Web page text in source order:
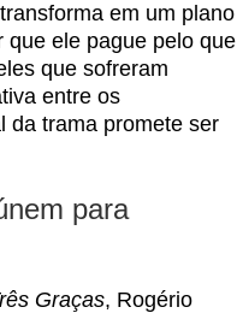
em um plano
que ele pague pelo que
que sofreram
entre os
da trama promete ser
para
Graças, Rogério